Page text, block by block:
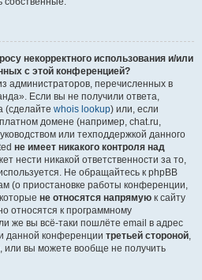
некорректного использования и/или
с этой конференцией?
администраторов, перечисленных в
Если вы не получили ответа,
(сделайте whois lookup) или, если
домене (например, chat.ru,
или техподдержкой данного
не имеет никакого контроля над
нести никакой ответственности за то,
Не обращайтесь к phpBB
(о приостановке работы конференции,
не относятся напрямую к сайту
относятся к программному
же вы всё-таки пошлёте email в адрес
данной конференции третьей стороной,
или вы можете вообще не получить